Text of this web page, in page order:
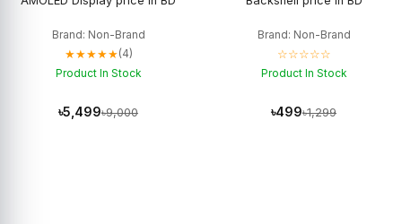
Brand: Non-Brand
★★★★★(4)
Product In Stock
৳5,499৳9,000
Brand: Non-Brand
☆☆☆☆☆
Product In Stock
৳499৳1,299